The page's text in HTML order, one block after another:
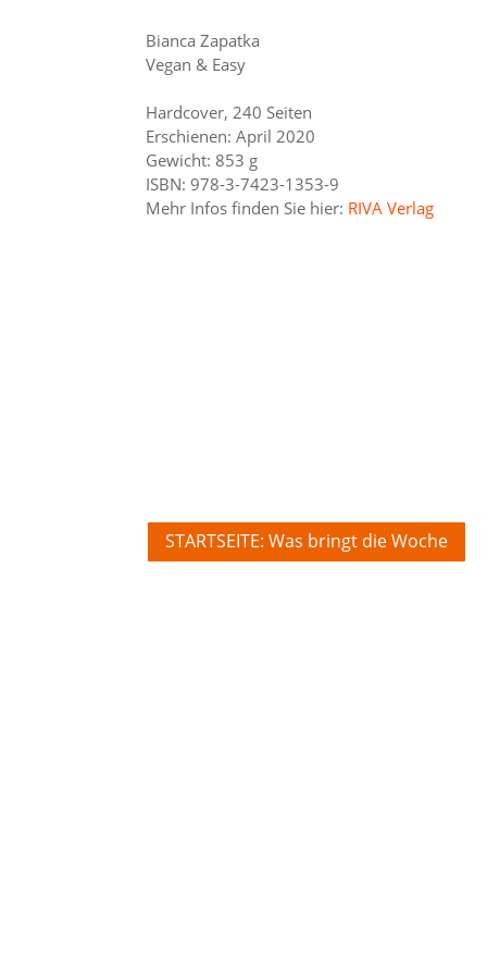
Bianca Zapatka
Vegan & Easy
Hardcover, 240 Seiten
Erschienen: April 2020
Gewicht: 853 g
ISBN: 978-3-7423-1353-9
Mehr Infos finden Sie hier: RIVA Verlag
STARTSEITE: Was bringt die Woche